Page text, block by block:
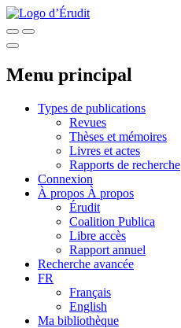
Menu principal
Types de publications
Revues
Thèses et mémoires
Livres et actes
Rapports de recherche
Connexion
À propos À propos
Érudit
Coalition Publica
Libre accès
Rapport annuel
Recherche avancée
FR
Français
English
Ma bibliothèque